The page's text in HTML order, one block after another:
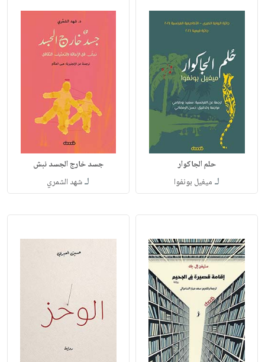
حلم الجاكوار
لـ ميغيل بونفوا
جسد خارج الجسد نبش
لـشهد الشمري